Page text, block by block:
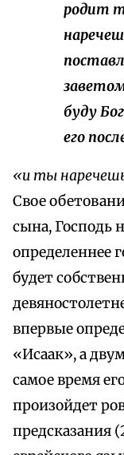
родит
буду
его
«и ты
Свое
сына, Господь
определеннее
будет
впервые
«Исаак», а
самое время
произойдет
предсказания